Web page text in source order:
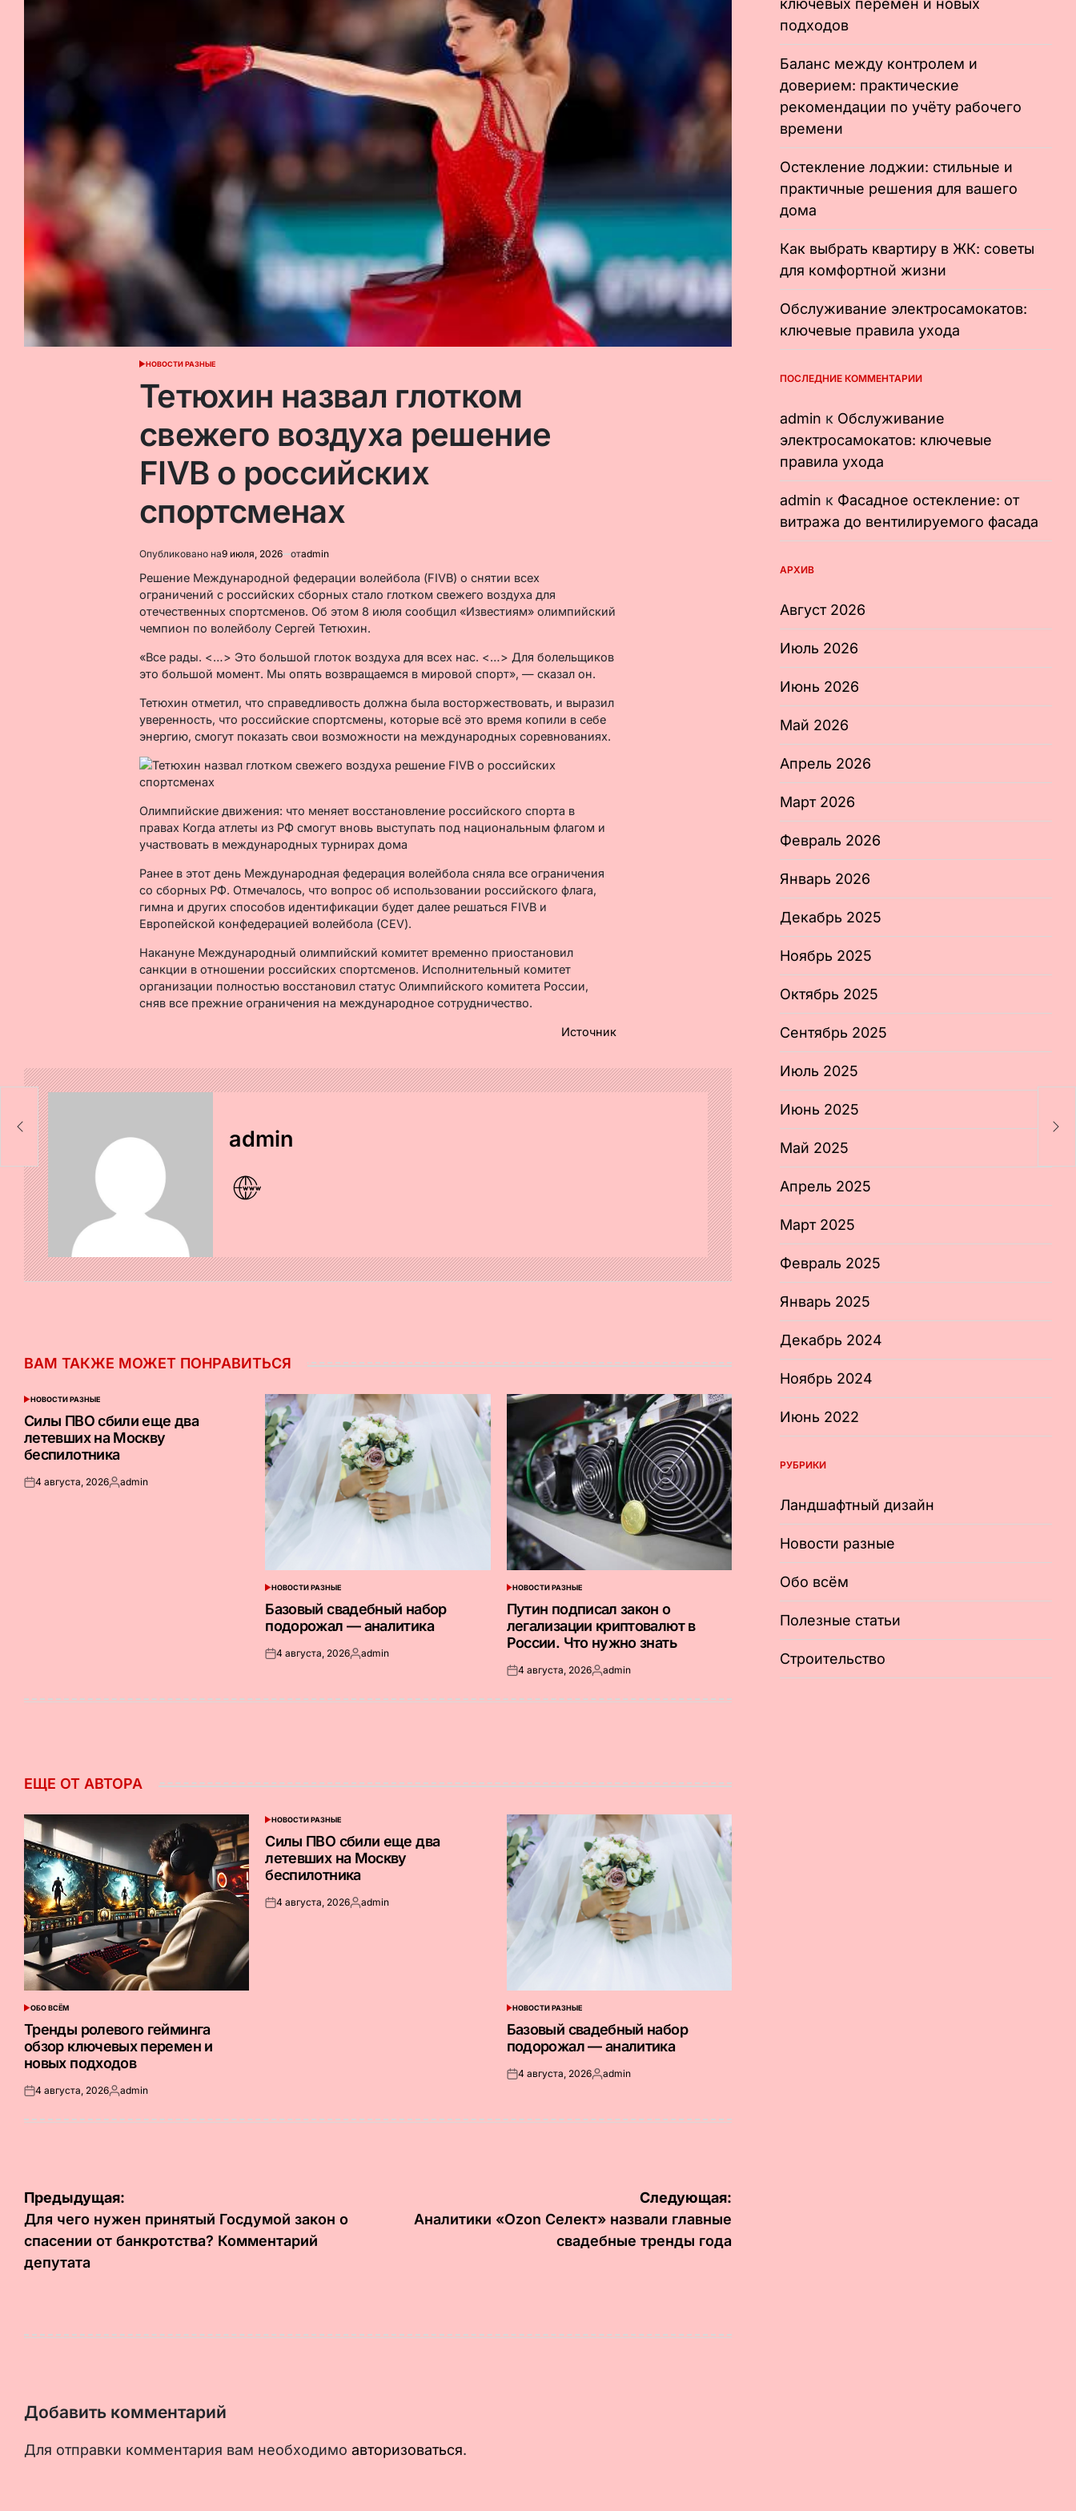
ОПУБЛИКОВАНО
НОВОСТИ РАЗНЫЕ
Тетюхин назвал глотком
свежего воздуха решение
FIVB о российских
спортсменах
Опубликовано на9 июля, 2026 отadmin
Решение Международной федерации волейбола (FIVB) о снятии всех
ограничений с российских сборных стало глотком свежего воздуха для
отечественных спортсменов. Об этом 8 июля сообщил «Известиям» олимпийский
чемпион по волейболу Сергей Тетюхин.
«Все рады. <…> Это большой глоток воздуха для всех нас. <…> Для болельщиков
это большой момент. Мы опять возвращаемся в мировой спорт», — сказал он.
Тетюхин отметил, что справедливость должна была восторжествовать, и выразил
уверенность, что российские спортсмены, которые всё это время копили в себе
энергию, смогут показать свои возможности на международных соревнованиях.
Олимпийские движения: что меняет восстановление российского спорта в
правах Когда атлеты из РФ смогут вновь выступать под национальным флагом и
участвовать в международных турнирах дома
Ранее в этот день Международная федерация волейбола сняла все ограничения
со сборных РФ. Отмечалось, что вопрос об использовании российского флага,
гимна и других способов идентификации будет далее решаться FIVB и
Европейской конфедерацией волейбола (CEV).
Накануне Международный олимпийский комитет временно приостановил
санкции в отношении российских спортсменов. Исполнительный комитет
организации полностью восстановил статус Олимпийского комитета России,
сняв все прежние ограничения на международное сотрудничество.
Источник
admin
ВАМ ТАКЖЕ МОЖЕТ ПОНРАВИТЬСЯ
ОПУБЛИКОВАНО
НОВОСТИ РАЗНЫЕ
Силы ПВО сбили еще два
летевших на Москву
беспилотника
Опубликовано
4 августа, 2026Запись
admin
ОПУБЛИКОВАНО
В
НОВОСТИ РАЗНЫЕ
Базовый свадебный набор
подорожал — аналитика
Опубликовано
4 августа, 2026Запись
admin
ОПУБЛИКОВАНО
В
НОВОСТИ РАЗНЫЕ
Путин подписал закон о
легализации криптовалют в
России. Что нужно знать
Опубликовано
4 августа, 2026Запись
admin
ЕЩЕ ОТ АВТОРА
ОПУБЛИКОВАНО
В
ОБО ВСЁМ
Тренды ролевого гейминга
обзор ключевых перемен и
новых подходов
Опубликовано
4 августа, 2026Запись
admin
ОПУБЛИКОВАНО
НОВОСТИ РАЗНЫЕ
Силы ПВО сбили еще два
летевших на Москву
беспилотника
Опубликовано
4 августа, 2026Запись
admin
ОПУБЛИКОВАНО
В
НОВОСТИ РАЗНЫЕ
Базовый свадебный набор
подорожал — аналитика
Опубликовано
4 августа, 2026Запись
admin
Навигация
по
записям
Предыдущая:
Для чего нужен принятый Госдумой закон о
спасении от банкротства? Комментарий
депутата
Следующая:
Аналитики «Ozon Селект» назвали главные
свадебные тренды года
Добавить комментарий
Для отправки комментария вам необходимо авторизоваться.
ключевых перемен и новых
подходов
Баланс между контролем и
доверием: практические
рекомендации по учёту рабочего
времени
Остекление лоджии: стильные и
практичные решения для вашего
дома
Как выбрать квартиру в ЖК: советы
для комфортной жизни
Обслуживание электросамокатов:
ключевые правила ухода
ПОСЛЕДНИЕ КОММЕНТАРИИ
admin к Обслуживание
электросамокатов: ключевые
правила ухода
admin к Фасадное остекление: от
витража до вентилируемого фасада
АРХИВ
Август 2026
Июль 2026
Июнь 2026
Май 2026
Апрель 2026
Март 2026
Февраль 2026
Январь 2026
Декабрь 2025
Ноябрь 2025
Октябрь 2025
Сентябрь 2025
Июль 2025
Июнь 2025
Май 2025
Апрель 2025
Март 2025
Февраль 2025
Январь 2025
Декабрь 2024
Ноябрь 2024
Июнь 2022
РУБРИКИ
Ландшафтный дизайн
Новости разные
Обо всём
Полезные статьи
Строительство